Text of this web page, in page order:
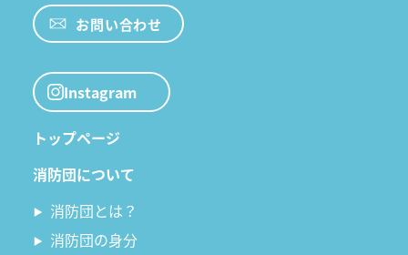
お問い合わせ
Instagram
トップページ
消防団について
消防団とは？
消防団の身分